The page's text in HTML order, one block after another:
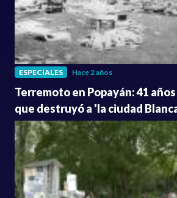
ESPECIALES Hace 2 años
Terremoto en Popayán: 41
que destruyó a 'la ciudad